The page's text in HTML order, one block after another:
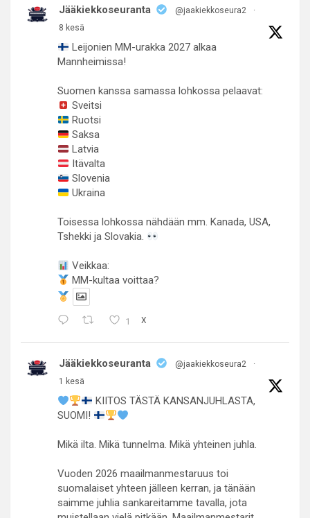
Jääkiekkoseuranta @jaakiekkoseura2
·
8 kesä
Leijonien MM-urakka 2027 alkaa
Mannheimissa!
Suomen kanssa samassa lohkossa pelaavat:
Sveitsi
Ruotsi
Saksa
Latvia
Itävalta
Slovenia
Ukraina
Toisessa lohkossa nähdään mm. Kanada, USA,
Tshekki ja Slovakia.
Veikkaa:
MM-kultaa voittaa?
1 X
Jääkiekkoseuranta @jaakiekkoseura2
·
1 kesä
KIITOS TÄSTÄ KANSANJUHLASTA,
SUOMI!
Mikä ilta. Mikä tunnelma. Mikä yhteinen juhla.
Vuoden 2026 maailmanmestaruus toi
suomalaiset yhteen jälleen kerran, ja tänään
saimme juhlia sankareitamme tavalla, jota